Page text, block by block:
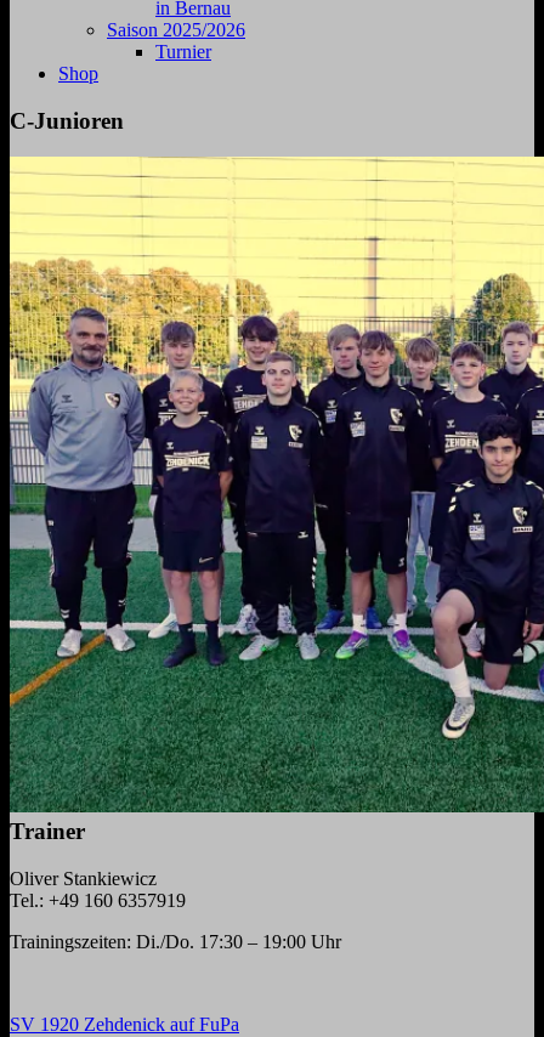
in Bernau
Saison 2025/2026
Turnier
Shop
C-Junioren
Trainer
Oliver Stankiewicz
Tel.: +49 160 6357919
Trainingszeiten: Di./Do. 17:30 – 19:00 Uhr
SV 1920 Zehdenick auf FuPa